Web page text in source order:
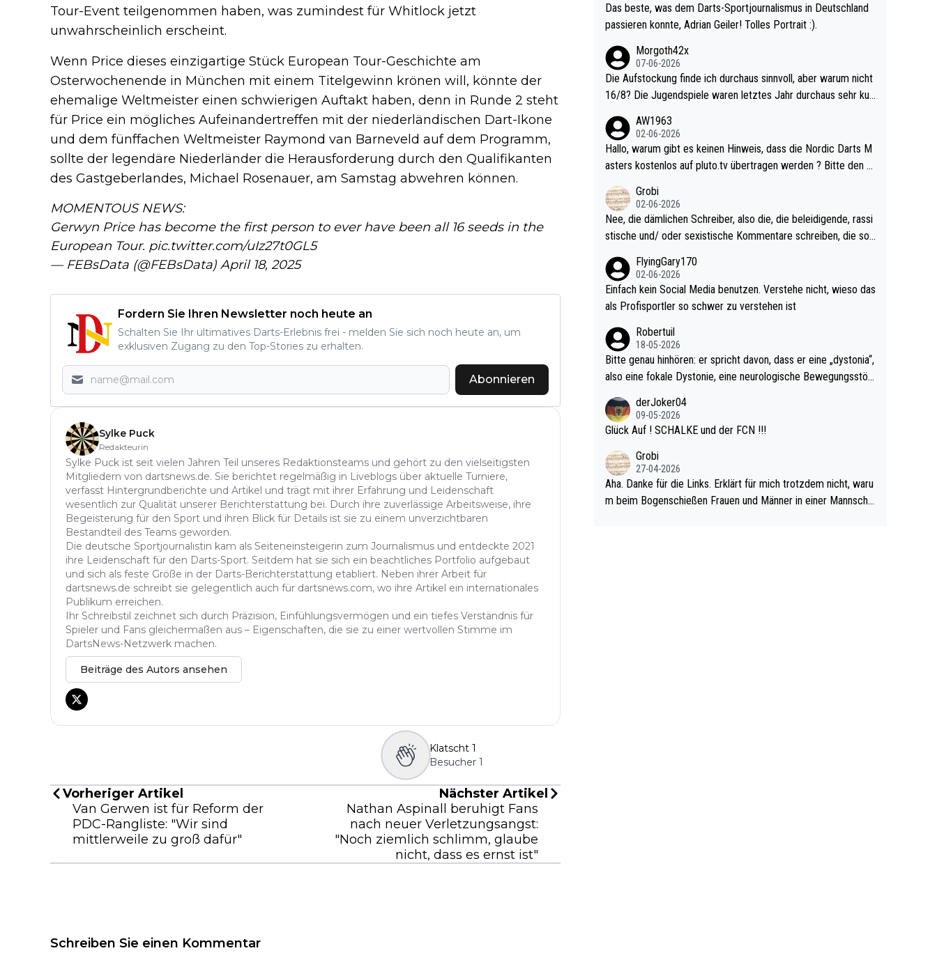
Tour-Event teilgenommen haben, was zumindest für Whitlock jetzt
unwahrscheinlich erscheint.
Wenn Price dieses einzigartige Stück European Tour-Geschichte am
Osterwochenende in München mit einem Titelgewinn krönen will, könnte der
ehemalige Weltmeister einen schwierigen Auftakt haben, denn in Runde 2 steht
für Price ein mögliches Aufeinandertreffen mit der niederländischen Dart-Ikone
und dem fünffachen Weltmeister Raymond van Barneveld auf dem Programm,
sollte der legendäre Niederländer die Herausforderung durch den Qualifikanten
des Gastgeberlandes, Michael Rosenauer, am Samstag abwehren können.
MOMENTOUS NEWS:
Gerwyn Price has become the first person to ever have been all 16 seeds in the
European Tour. pic.twitter.com/uIz27t0GL5
— FEBsData (@FEBsData) April 18, 2025
Fordern Sie Ihren Newsletter noch heute an
Schalten Sie Ihr ultimatives Darts-Erlebnis frei - melden Sie sich noch heute an, um
exklusiven Zugang zu den Top-Stories zu erhalten.
Abonnieren
Sylke Puck
Redakteurin
Sylke Puck ist seit vielen Jahren Teil unseres Redaktionsteams und gehört zu den vielseitigsten
Mitgliedern von dartsnews.de. Sie berichtet regelmäßig in Liveblogs über aktuelle Turniere,
verfasst Hintergrundberichte und Artikel und trägt mit ihrer Erfahrung und Leidenschaft
wesentlich zur Qualität unserer Berichterstattung bei. Durch ihre zuverlässige Arbeitsweise, ihre
Begeisterung für den Sport und ihren Blick für Details ist sie zu einem unverzichtbaren
Bestandteil des Teams geworden.
Die deutsche Sportjournalistin kam als Seiteneinsteigerin zum Journalismus und entdeckte 2021
ihre Leidenschaft für den Darts-Sport. Seitdem hat sie sich ein beachtliches Portfolio aufgebaut
und sich als feste Größe in der Darts-Berichterstattung etabliert. Neben ihrer Arbeit für
dartsnews.de schreibt sie gelegentlich auch für dartsnews.com, wo ihre Artikel ein internationales
Publikum erreichen.
Ihr Schreibstil zeichnet sich durch Präzision, Einfühlungsvermögen und ein tiefes Verständnis für
Spieler und Fans gleichermaßen aus – Eigenschaften, die sie zu einer wertvollen Stimme im
DartsNews-Netzwerk machen.
Beiträge des Autors ansehen
Klatscht 1
Besucher 1
Vorheriger Artikel
Van Gerwen ist für Reform der
PDC-Rangliste: "Wir sind
mittlerweile zu groß dafür"
Nächster Artikel
Nathan Aspinall beruhigt Fans
nach neuer Verletzungsangst:
"Noch ziemlich schlimm, glaube
nicht, dass es ernst ist"
Schreiben Sie einen Kommentar
Das beste, was dem Darts-Sportjournalismus in Deutschland
passieren konnte, Adrian Geiler! Tolles Portrait :).
Morgoth42x
07-06-2026
Die Aufstockung finde ich durchaus sinnvoll, aber warum nicht
16/8? Die Jugendspiele waren letztes Jahr durchaus sehr kur
l. Allerdings ist Mitchell Lawrie als Nummer 1 der Welt eh quali
fiziert. Somit ändert die automatische Qualifikation des Weltm
eisters erstmal nichts. Ich denke sie wollen damit für nächste
d wohl wenig WDF Turniere spielen. Dies war bei Archie Self l
etztes Jahr der Fall. Er musste als amtierender Weltmeister d
urch den Qualifier und ich glaube kaum, dass Mitchel sich das
(in Vegas) antun würde, wenn er doch eigentlich die PDC-WM
als Ziel hat.
AW1963
02-06-2026
Hallo, warum gibt es keinen Hinweis, dass die Nordic Darts M
asters kostenlos auf pluto.tv übertragen werden ? Bitte den A
Grobi
02-06-2026
Nee, die dämlichen Schreiber, also die, die beleidigende, rassi
stische und/ oder sexistische Kommentare schreiben, die soll
nes Leben in den Griff kriegen. Nur eins wundert mich: Luke Li
ttler war doch neulich erst derjenige, der über Social Media G
vV provoziert hat. Und Littlers Mutter schießt öfters mal gege
ehler!
FlyingGary170
02-06-2026
Einfach kein Social Media benutzen. Verstehe nicht, wieso das
als Profisportler so schwer zu verstehen ist
Robertuil
18-05-2026
Bitte genau hinhören: er spricht davon, dass er eine „dystonia“,
also eine fokale Dystonie, eine neurologische Bewegungsstör
werden, im Arm hat. Und, dass Medikamente ihm helfen! Ich gl
aube immer noch, dass sehr viele der Dartits-Fälle fälschlich p
d diese könnten teils wirksam behandelt werden! Dafür müsst
e man nur zum Neurologen und nicht zum Mentaltrainer gehe
derJoker04
09-05-2026
Glück Auf ! SCHALKE und der FCN !!!
Grobi
27-04-2026
Aha. Danke für die Links. Erklärt für mich trotzdem nicht, waru
m beim Bogenschießen Frauen und Männer in einer Mannscha